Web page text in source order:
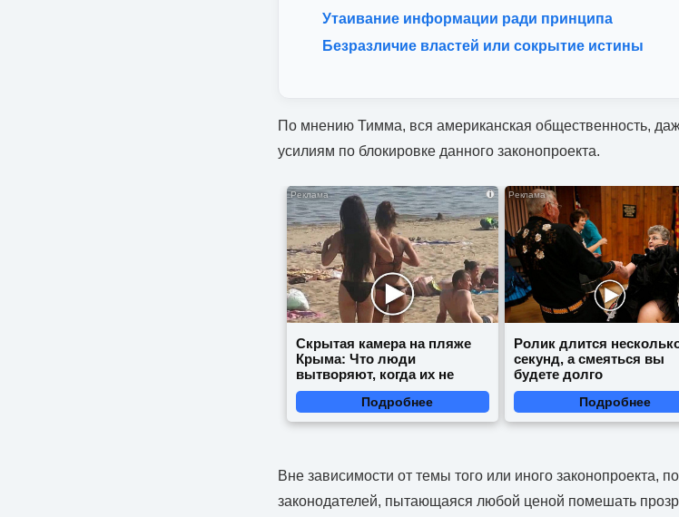
Утаивание информации ради принципа
Безразличие властей или сокрытие истины
По мнению Тимма, вся американская общественность,
усилиям по блокировке данного законопроекта.
i
Скрытая камера на пляже
Крыма: Что люди
вытворяют, когда их не
видят...
Подробнее
Ролик длится
секунд, а смеяться вы
будете долго
Подробнее
Вне зависимости от темы того или иного законопроекта,
законодателей, пытающаяся любой ценой помешать